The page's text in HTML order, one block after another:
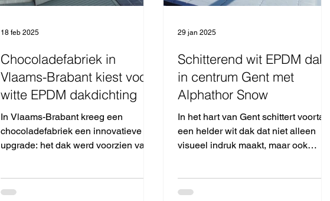
Chocoladefabriek in
Vlaams-Brabant kiest voor
witte EPDM dakdichting
In Vlaams-Brabant kreeg een
chocoladefabriek een innovatieve
upgrade: het dak werd voorzien van
18 feb 2025
Schitterend wit EPDM dak
in centrum Gent met
Alphathor Snow
In het hart van Gent schittert voortaan
een helder wit dak dat niet alleen
visueel indruk maakt, maar ook
29 jan 2025